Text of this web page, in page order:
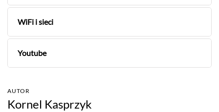
WiFi i sieci
Youtube
AUTOR
Kornel Kasprzyk